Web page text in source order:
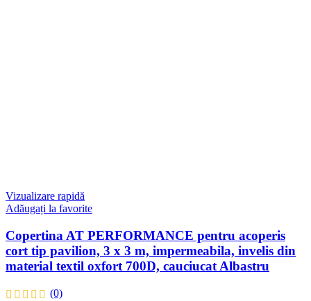
Vizualizare rapidă
Adăugați la favorite
Copertina AT PERFORMANCE pentru acoperis
cort tip pavilion, 3 x 3 m, impermeabila, invelis din
material textil oxfort 700D, cauciucat Albastru
(0)